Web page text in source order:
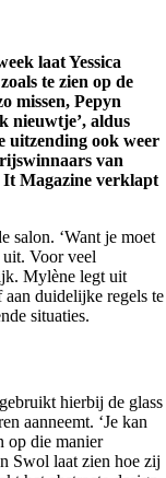
laat Yessica
te zien op de
missen, Pepyn
nieuwtje’, aldus
uitzending ook weer
van
It Magazine verklapt
salon. ‘Want je moet
uit. Voor veel
Mylène legt uit
duidelijke regels te
situaties.
hierbij de glass
aanneemt. ‘Je kan
op die manier
Swol laat zien hoe zij